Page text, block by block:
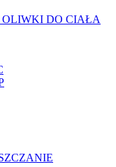
DO CIAŁA